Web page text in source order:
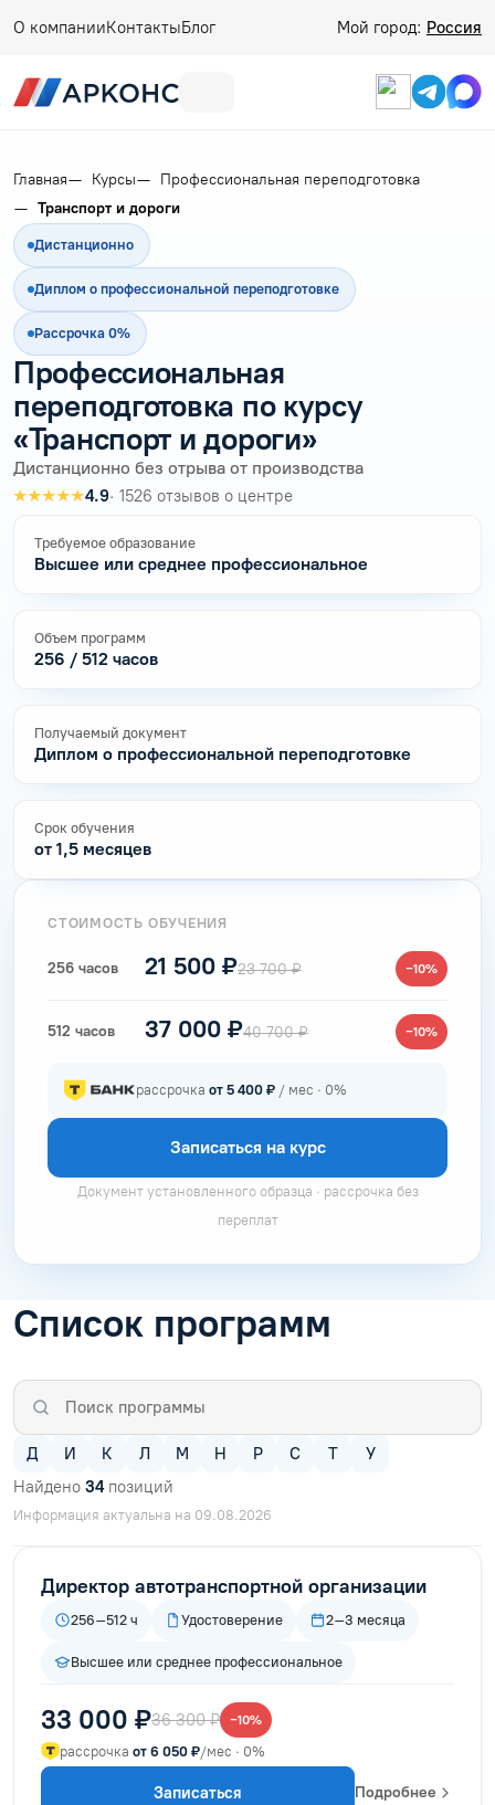
О компанииКонтактыБлог Мой город: Россия
Главная Курсы
Профессиональная переподготовка
Транспорт и дороги
Дистанционно
Диплом о профессиональной переподготовке
Рассрочка 0%
Профессиональная
переподготовка по курсу
«Транспорт и дороги»
Дистанционно без отрыва от производства
★★★★★4.9· 1526 отзывов о центре
Требуемое образование
Высшее или среднее профессиональное
Объем программ
256 / 512 часов
Получаемый документ
Диплом о профессиональной переподготовке
Срок обучения
от 1,5 месяцев
СТОИМОСТЬ ОБУЧЕНИЯ
256 часов 21 500 ₽23 700 ₽ −10%
512 часов 37 000 ₽40 700 ₽ −10%
рассрочка от 5 400 ₽ / мес · 0%
Записаться на курс
Документ установленного образца · рассрочка без
переплат
Список программ
Д И К Л М Н Р С Т
У
Найдено 34позиций
Информация актуальна на 09.08.2026
Директор автотранспортной организации
256–512 ч Удостоверение 2–3 месяца
Высшее или среднее профессиональное
33 000 ₽36 300 ₽ −10%
рассрочка от 6 050 ₽/мес · 0%
Записаться Подробнее